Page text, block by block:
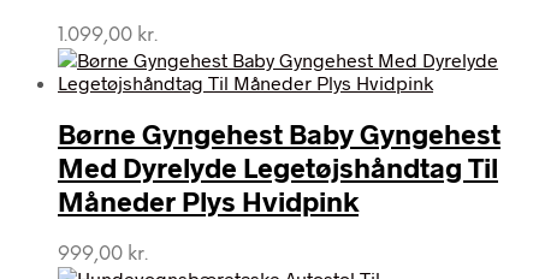
1.099,00 kr.
Børne Gyngehest Baby Gyngehest
Med Dyrelyde Legetøjshåndtag Til
Måneder Plys Hvidpink
999,00 kr.